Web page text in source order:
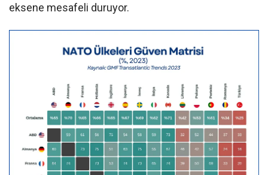
eksene mesafeli duruyor.